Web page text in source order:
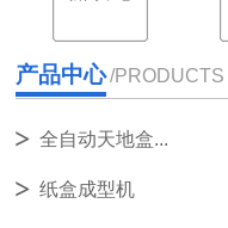
产品中心/PRODUCTS
全自动天地盒...
纸盒成型机